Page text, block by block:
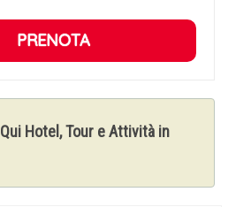
per vedere un ultimo
un’ultima città in un
diversa, cioè Lucerna in
situata sul lago di
PRENOTA
Hotel, Tour e Attività in